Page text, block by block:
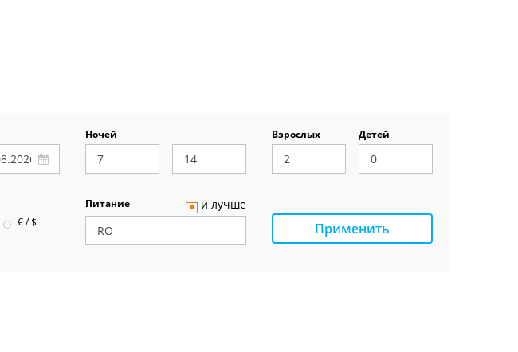
Ночей Взрослых Детей
€ / $
Питание и лучше
Применить